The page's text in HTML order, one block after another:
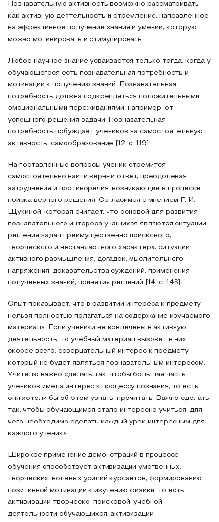
Познавательную активность возможно рассматривать
как активную деятельность и стремление, направленное
на эффективное получение знания и умений, которую
можно мотивировать и стимулировать.
Любое научное знание усваивается только тогда, когда у
обучающегося есть познавательная потребность и
мотивации к получению знаний. Познавательная
потребность должна подкрепляться положительными
эмоциональными переживаниями, например, от
успешного решения задачи. Познавательная
потребность побуждает учеников на самостоятельную
активность, самообразование [12, с. 119].
На поставленные вопросы ученик стремится
самостоятельно найти верный ответ, преодолевая
затруднения и противоречия, возникающие в процессе
поиска верного решения. Согласимся с мнением Г. И.
Щукиной, которая считает, что основой для развития
познавательного интереса учащихся являются ситуации
решения задач преимущественно поискового,
творческого и нестандартного характера, ситуации
активного размышления, догадок, мыслительного
напряжения, доказательства суждений, применения
полученных знаний, принятия решений [14, с. 146].
Опыт показывает, что в развитии интереса к предмету
нельзя полностью полагаться на содержание изучаемого
материала. Если ученики не вовлечены в активную
деятельность, то учебный материал вызовет в них,
скорее всего, созерцательный интерес к предмету,
который не будет являться познавательным интересом.
Учителю важно сделать так, чтобы большая часть
учеников имела интерес к процессу познания, то есть
они хотели бы об этом узнать, прочитать. Важно сделать
так, чтобы обучающимся стало интересно учиться, для
чего необходимо сделать каждый урок интересным для
каждого ученика.
Широкое применение демонстраций в процессе
обучения способствует активизации умственных,
творческих, волевых усилий курсантов, формированию
позитивной мотивации к изучению физики, то есть
активизации творческо-поисковой, учебной
деятельности обучающихся, активизации